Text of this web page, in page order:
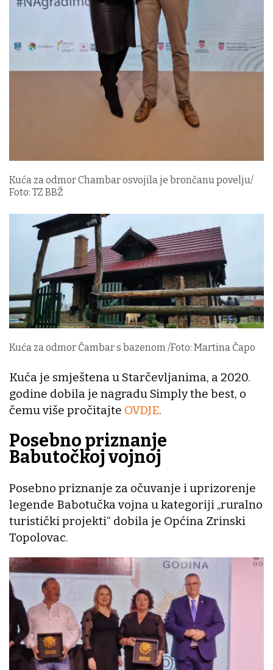
Kuća za odmor Chambar osvojila je brončanu povelju/
Foto: TZ BBŽ
Kuća za odmor Čambar s bazenom /Foto: Martina Čapo
Kuća je smještena u Starčevljanima, a 2020.
godine dobila je nagradu Simply the best, o
čemu više pročitajte OVDJE.
Posebno priznanje
Babutočkoj vojnoj
Posebno priznanje za očuvanje i uprizorenje
legende Babotučka vojna u kategoriji „ruralno
turistički projekti“ dobila je Općina Zrinski
Topolovac.